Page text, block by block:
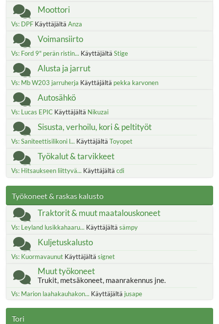
Moottori
Vs: DPF Käyttäjältä Anza
Voimansiirto
Vs: Ford 9" perän ristin... Käyttäjältä Stige
Alusta ja jarrut
Vs: Mb W203 jarruherja Käyttäjältä pekka karvonen
Autosähkö
Vs: Lucas EPIC Käyttäjältä Nikuzai
Sisusta, verhoilu, kori & peltityöt
Vs: Saniteettisilikoni l... Käyttäjältä Toyopet
Työkalut & tarvikkeet
Vs: Hitsaukseen liittyvä... Käyttäjältä cdi
Työkoneet & raskas kalusto
Traktorit & muut maatalouskoneet
Vs: Leyland lusikkahaaru... Käyttäjältä sämpy
Kuljetuskalusto
Vs: Kuormavaunut Käyttäjältä signet
Muut työkoneet
Trukit, metsäkoneet, maanrakennus jne.
Vs: Marion laahakauhakon... Käyttäjältä jusape
Tori